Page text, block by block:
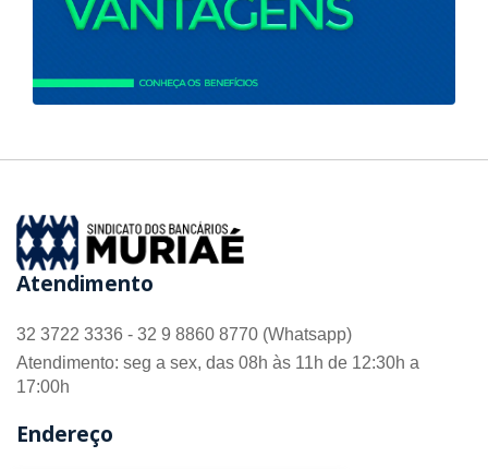
Atendimento
32 3722 3336 - 32 9 8860 8770 (Whatsapp)
Atendimento: seg a sex, das 08h às 11h de 12:30h a
17:00h
Endereço